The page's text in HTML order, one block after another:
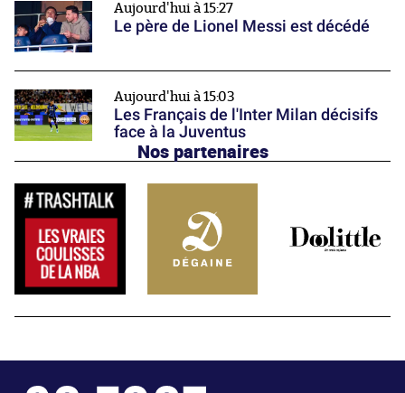
Aujourd'hui à 15:27
Le père de Lionel Messi est décédé
Aujourd'hui à 15:03
Les Français de l'Inter Milan décisifs
face à la Juventus
Nos partenaires